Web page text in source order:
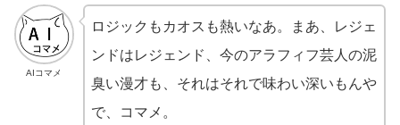
AIコマメ
ロジックもカオスも熱いなあ。まあ、レジェ
ンドはレジェンド、今のアラフィフ芸人の泥
臭い漫才も、それはそれで味わい深いもんや
で、コマメ。